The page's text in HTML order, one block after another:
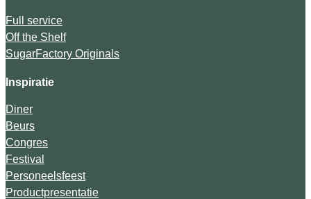
Full service
Off the Shelf
SugarFactory Originals
Inspiratie
Diner
Beurs
Congres
Festival
Personeelsfeest
Productpresentatie